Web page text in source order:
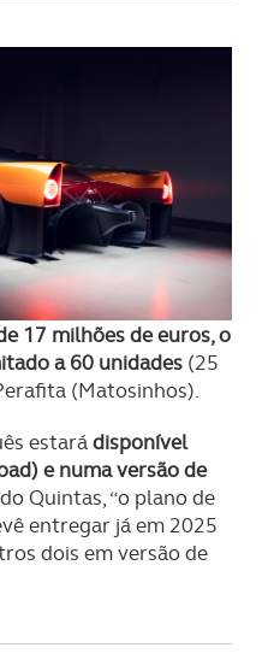
17 milhões de euros, o
a 60 unidades (25
(Matosinhos).
estarádisponível
e numa versão de
Quintas, “o plano de
entregar já em 2025
dois em versão de